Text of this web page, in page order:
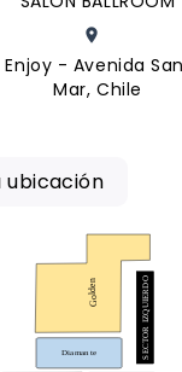
place
- Avenida
Mar, Chile
ubicación
Diamante SECTOR IZQUIERDO
Golden